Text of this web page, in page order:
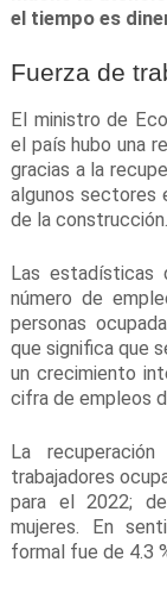
el tiempo es
Fuerza de
El ministro de
el país hubo una
gracias a la
algunos sectores
de la construcción.
Las
número de
personas
que significa que
un crecimiento
cifra de empleos
La
trabajadores
para el 2022;
mujeres. En
formal fue de 4.3